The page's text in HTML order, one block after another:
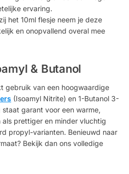
ervaring.
het 10ml flesje neem je deze
en onopvallend overal mee
& Butanol
gebruik van een hoogwaardige
(Isoamyl Nitrite) en 1-Butanol 3-
garant voor een warme,
prettiger en minder vluchtig
propyl-varianten. Benieuwd naar
Bekijk dan ons volledige